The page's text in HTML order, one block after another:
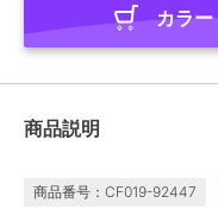
カラー
商品説明
商品番号：CF019-92447